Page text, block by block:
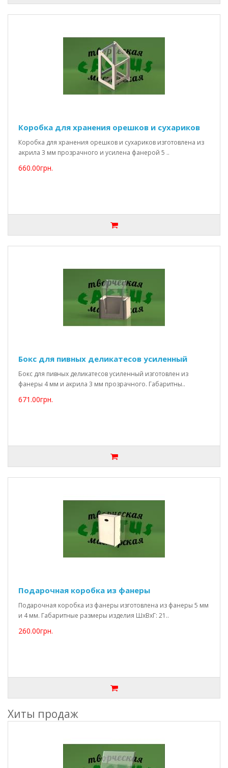
Коробка для хранения орешков и сухариков
Коробка для хранения орешков и сухариков изготовлена из
акрила 3 мм прозрачного и усилена фанерой 5 ..
660.00грн.
Бокс для пивных деликатесов усиленный
Бокс для пивных деликатесов усиленный изготовлен из
фанеры 4 мм и акрила 3 мм прозрачного. Габаритны..
671.00грн.
Подарочная коробка из фанеры
Подарочная коробка из фанеры изготовлена из фанеры 5 мм
и 4 мм. Габаритные размеры изделия ШхВхГ: 21..
260.00грн.
Хиты продаж